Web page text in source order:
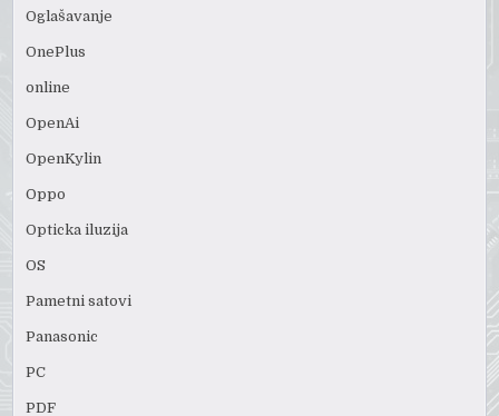
Oglašavanje
OnePlus
online
OpenAi
OpenKylin
Oppo
Opticka iluzija
OS
Pametni satovi
Panasonic
PC
PDF